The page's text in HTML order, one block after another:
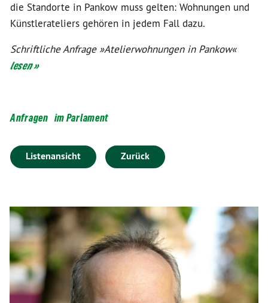
die Standorte in Pankow muss gelten: Wohnungen und
Künstlerateliers gehören in jedem Fall dazu.
Schriftliche Anfrage »Atelierwohnungen in Pankow«
lesen »
Anfragen im Parlament
Listenansicht Zurück